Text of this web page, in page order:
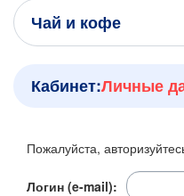
Итого:
Чай и кофе
Кабинет:Личные
Пожалуйста,
Логин (e-mail):